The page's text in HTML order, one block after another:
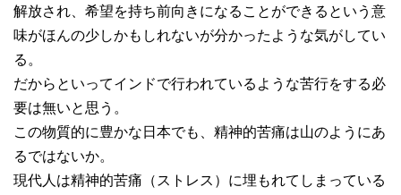
解放され、希望を持ち前向きになることができるという意
味がほんの少しかもしれないが分かったような気がしてい
る。
だからといってインドで行われているような苦行をする必
要は無いと思う。
この物質的に豊かな日本でも、精神的苦痛は山のようにあ
るではないか。
現代人は精神的苦痛（ストレス）に埋もれてしまっている